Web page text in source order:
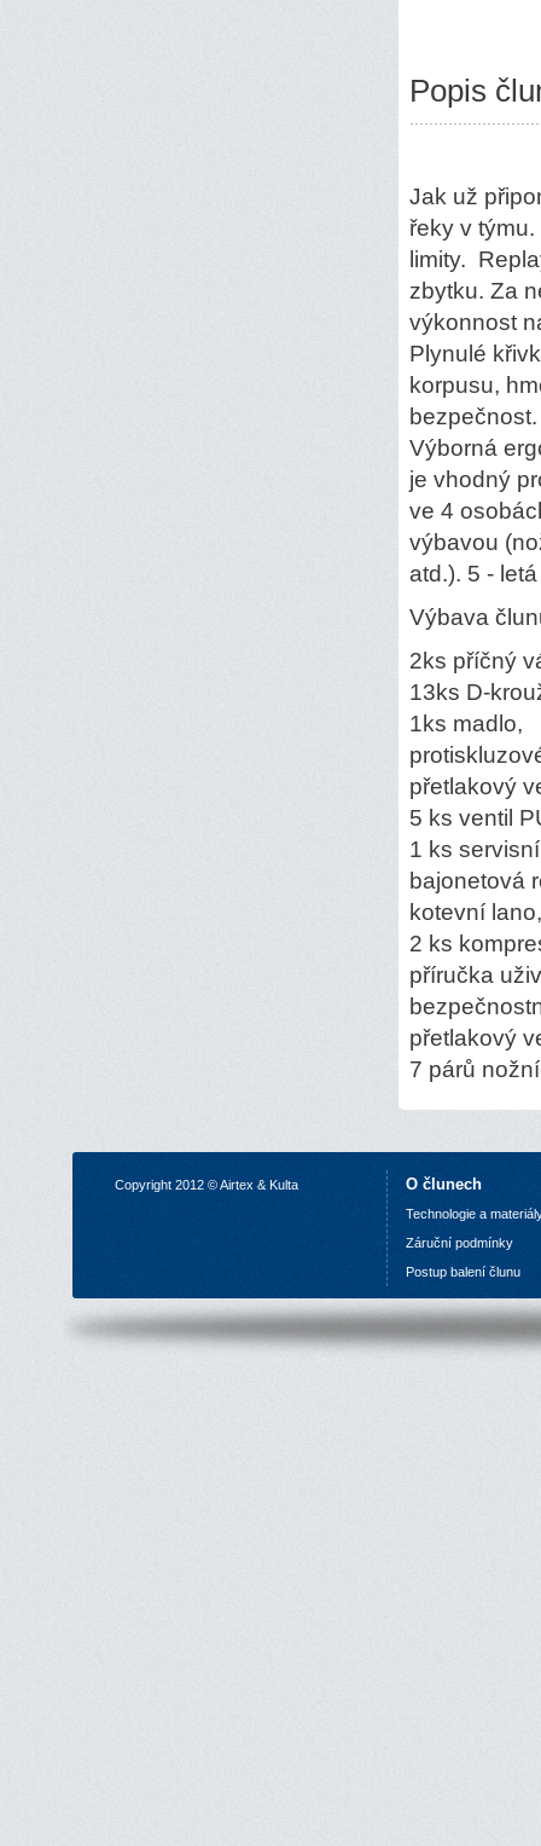
Popis
Jak už
řeky v
limity.
zbytku. Za
výkonnost
Plynulé
korpusu,
Výborná
je vhodný
ve 4
výbavou
atd.). 5 -
Výbava
2ks příčný
13ks D-
1ks madlo,
přetlakový
5 ks ventil
1 ks
bajonetová
kotevní
2 ks
příručka
přetlakový
7 párů
Copyright 2012 © Airtex & Kulta O člunech
Technologie a
Záruční podmínky
Postup balení člunu